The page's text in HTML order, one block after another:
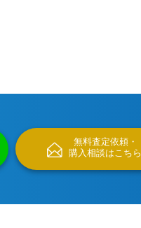
無料査定依頼・
購入相談はこちら